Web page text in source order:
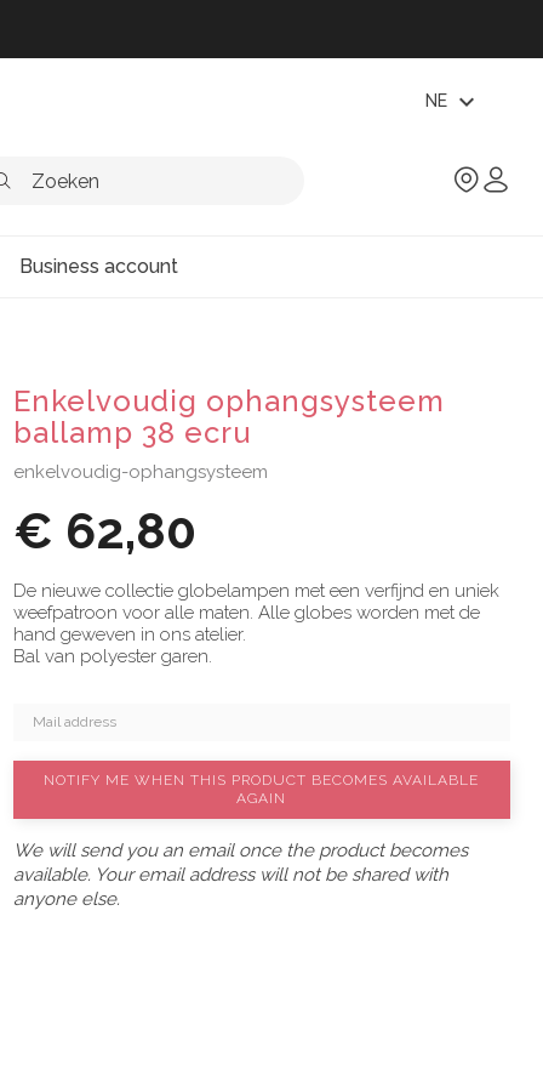
NE expand_more
Business account
Enkelvoudig ophangsysteem
ballamp 38 ecru
enkelvoudig-ophangsysteem
€ 62,80
De nieuwe collectie globelampen met een verfijnd en uniek
weefpatroon voor alle maten. Alle globes worden met de
hand geweven in ons atelier.
Bal van polyester garen.
NOTIFY ME WHEN THIS PRODUCT BECOMES AVAILABLE
AGAIN
We will send you an email once the product becomes
available. Your email address will not be shared with
anyone else.